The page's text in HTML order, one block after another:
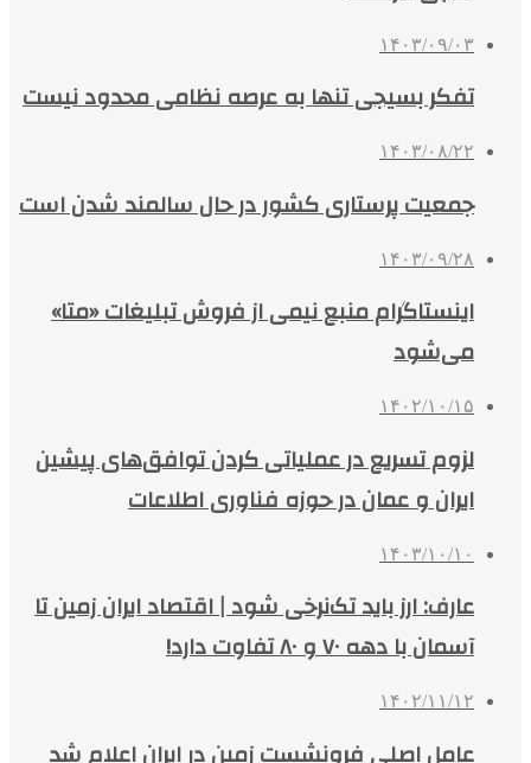
۱۴۰۳/۰۹/۰۳
تفکر بسیجی تنها به عرصه نظامی محدود نیست
۱۴۰۳/۰۸/۲۲
جمعیت پرستاری کشور در حال سالمند شدن است
۱۴۰۳/۰۹/۲۸
اینستاگرام منبع نیمی از فروش تبلیغات «متا»
می‌شود
۱۴۰۲/۱۰/۱۵
لزوم تسریع در عملیاتی کردن توافق‌های پیشین
ایران و عمان در حوزه فناوری اطلاعات
۱۴۰۳/۱۰/۱۰
عارف: ارز باید تک‌نرخی شود | اقتصاد ایران زمین تا
آسمان با دهه ۷۰ و ۸۰ تفاوت دارد!
۱۴۰۲/۱۱/۱۲
عامل اصلی فرونشست زمین در ایران اعلام شد